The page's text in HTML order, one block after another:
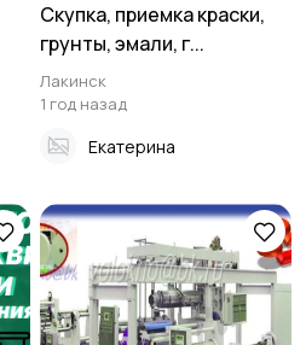
Скупка, приемка краски,
грунты, эмали, г...
Лакинск
1 год назад
Екатерина